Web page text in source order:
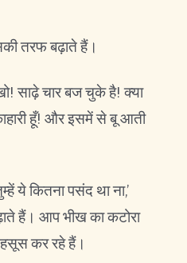
तरफ बढ़ाते हैं।
साढ़े चार बज चुके है! क्या
हूँ! और इसमें से बू आती
ये कितना पसंद था ना,’
हैं। आप भीख का कटोरा
कर रहे हैं।